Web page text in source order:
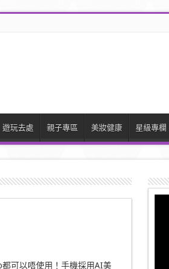
遊玩去處 親子專區 美妝健康 星級專欄
可以唔使用！手機採用AI美